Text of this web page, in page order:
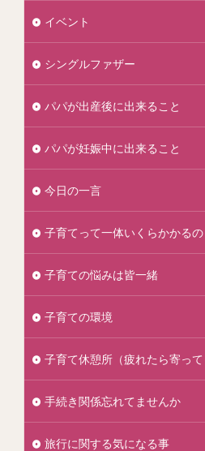
イベント
シングルファザー
パパが出産後に出来ること
パパが妊娠中に出来ること
今日の一言
子育てって一体いくらかかるの
子育ての悩みは皆一緒
子育ての環境
子育て休憩所（疲れたら寄って
手続き関係忘れてませんか
旅行に関する気になる事